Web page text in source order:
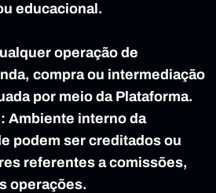
educacional.
operação de
compra ou intermediação
por meio da Plataforma.
Ambiente interno da
podem ser creditados ou
referentes a comissões,
operações.